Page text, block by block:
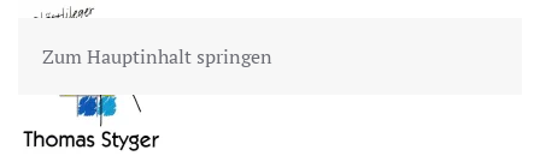
Zum Hauptinhalt springen